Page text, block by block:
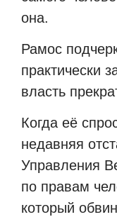
она.
Рамос
практически
власть
Когда её
недавняя
Управления
по правам
который